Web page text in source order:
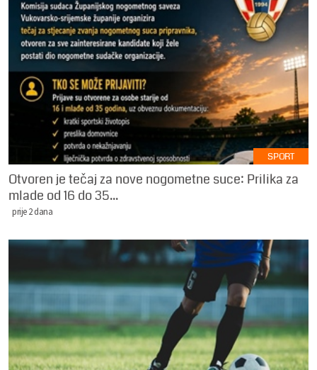
SPORT
Otvoren je tečaj za nove nogometne suce: Prilika za
mlade od 16 do 35...
prije 2 dana